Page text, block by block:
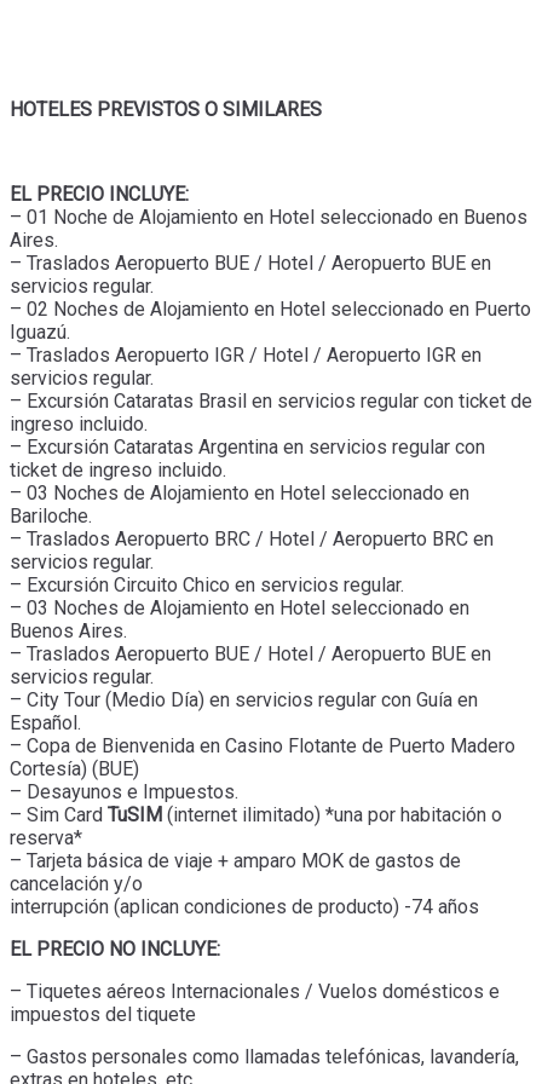
HOTELES PREVISTOS O SIMILARES
EL PRECIO INCLUYE:
– 01 Noche de Alojamiento en Hotel seleccionado en Buenos
Aires.
– Traslados Aeropuerto BUE / Hotel / Aeropuerto BUE en
servicios regular.
– 02 Noches de Alojamiento en Hotel seleccionado en Puerto
Iguazú.
– Traslados Aeropuerto IGR / Hotel / Aeropuerto IGR en
servicios regular.
– Excursión Cataratas Brasil en servicios regular con ticket de
ingreso incluido.
– Excursión Cataratas Argentina en servicios regular con
ticket de ingreso incluido.
– 03 Noches de Alojamiento en Hotel seleccionado en
Bariloche.
– Traslados Aeropuerto BRC / Hotel / Aeropuerto BRC en
servicios regular.
– Excursión Circuito Chico en servicios regular.
– 03 Noches de Alojamiento en Hotel seleccionado en
Buenos Aires.
– Traslados Aeropuerto BUE / Hotel / Aeropuerto BUE en
servicios regular.
– City Tour (Medio Día) en servicios regular con Guía en
Español.
– Copa de Bienvenida en Casino Flotante de Puerto Madero
Cortesía) (BUE)
– Desayunos e Impuestos.
– Sim Card TuSIM (internet ilimitado) *una por habitación o
reserva*
– Tarjeta básica de viaje + amparo MOK de gastos de
cancelación y/o
interrupción (aplican condiciones de producto) -74 años
EL PRECIO NO INCLUYE:
– Tiquetes aéreos Internacionales / Vuelos domésticos e
impuestos del tiquete
– Gastos personales como llamadas telefónicas, lavandería,